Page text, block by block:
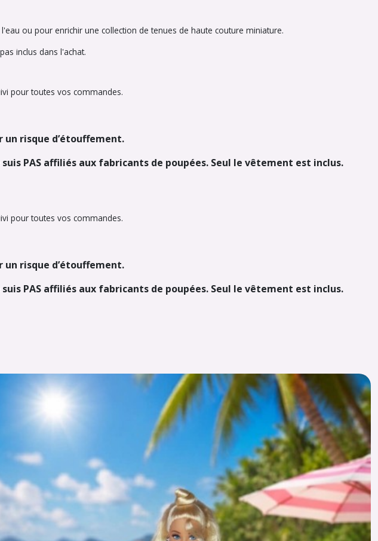
ou pour enrichir une collection de tenues de haute couture miniature.
inclus dans l'achat.
pour toutes vos commandes.
un risque d’étouffement.
PAS affiliés aux fabricants de poupées. Seul le vêtement est inclus.
pour toutes vos commandes.
un risque d’étouffement.
PAS affiliés aux fabricants de poupées. Seul le vêtement est inclus.